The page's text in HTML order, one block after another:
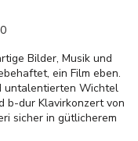
Bilder, Musik und
ein Film eben.
untalentierten Wichtel
b-dur Klavirkonzert von
sicher in gütlicherem